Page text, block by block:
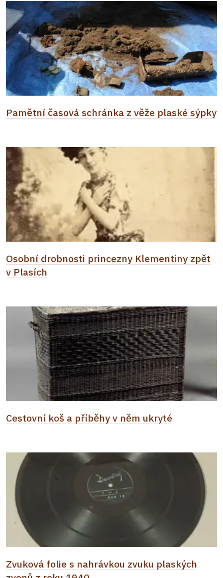
Pamětní časová schránka z věže plaské sýpky
Osobní drobnosti princezny Klementiny zpět
v Plasích
Cestovní koš a příběhy v něm ukryté
Zvuková folie s nahrávkou zvuku plaských